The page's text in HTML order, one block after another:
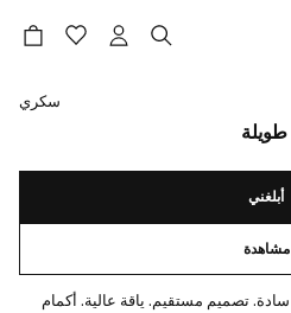
طويلة
سكري
أبلغني
مشاهدة
تصميم مستقيم. ياقة عالية. أكمام